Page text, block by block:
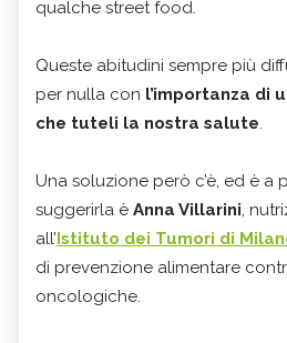
qualche street food.
Queste abitudini sempre più
per nulla con l’importanza di
che tuteli la nostra salute.
Una soluzione però c’è, ed è a
suggerirla è Anna Villarini,
all’Istituto dei Tumori di
di prevenzione alimentare
oncologiche.